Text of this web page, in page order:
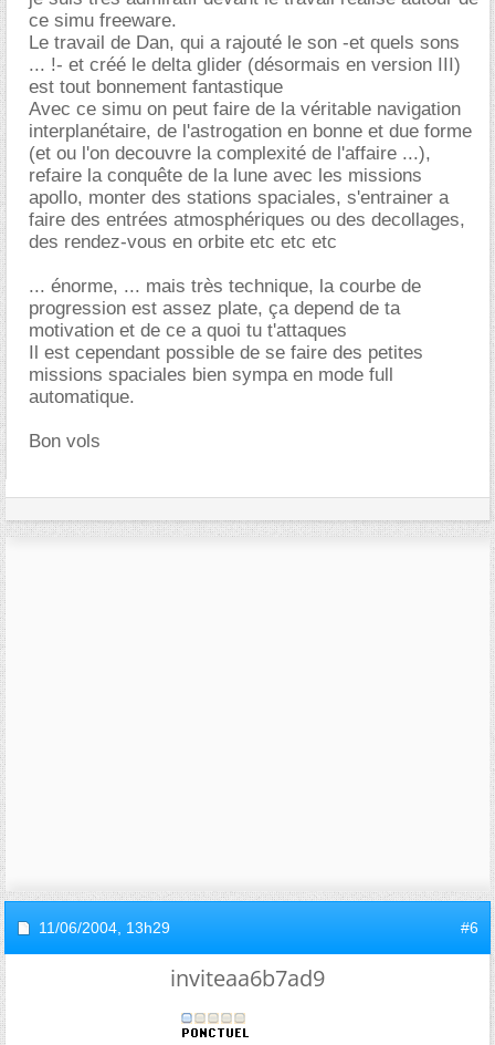
ce simu freeware.
Le travail de Dan, qui a rajouté le son -et quels sons
... !- et créé le delta glider (désormais en version III)
est tout bonnement fantastique
Avec ce simu on peut faire de la véritable navigation
interplanétaire, de l'astrogation en bonne et due forme
(et ou l'on decouvre la complexité de l'affaire ...),
refaire la conquête de la lune avec les missions
apollo, monter des stations spaciales, s'entrainer a
faire des entrées atmosphériques ou des decollages,
des rendez-vous en orbite etc etc etc
... énorme, ... mais très technique, la courbe de
progression est assez plate, ça depend de ta
motivation et de ce a quoi tu t'attaques
Il est cependant possible de se faire des petites
missions spaciales bien sympa en mode full
automatique.
Bon vols
11/06/2004, 13h29 #6
inviteaa6b7ad9